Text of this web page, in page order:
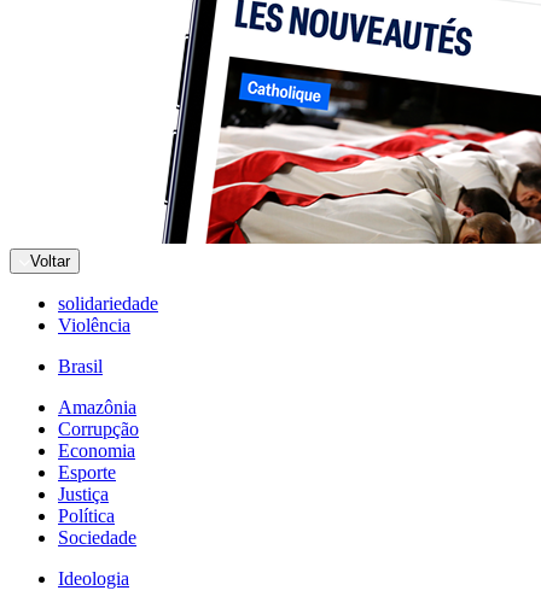
Voltar
solidariedade
Violência
Brasil
Amazônia
Corrupção
Economia
Esporte
Justiça
Política
Sociedade
Ideologia